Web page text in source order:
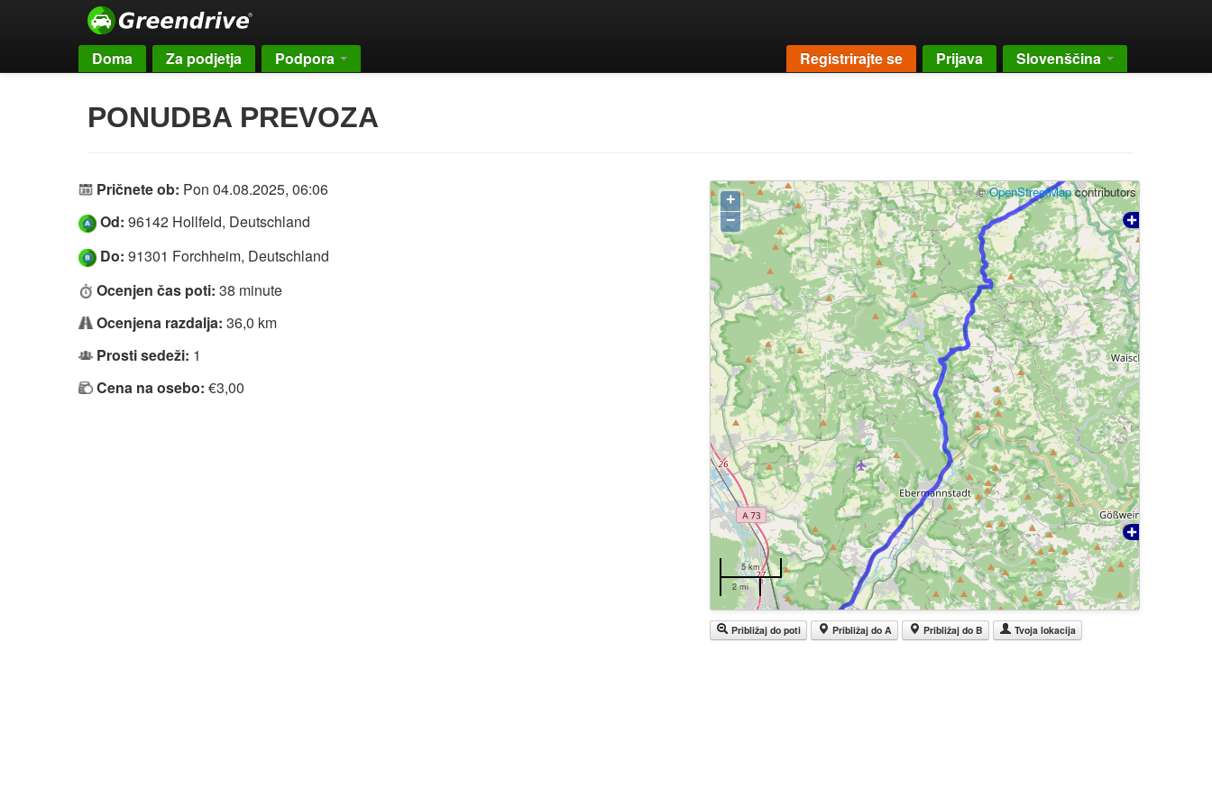
Doma Za podjetja Podpora Registrirajte se Prijava Slovenščina
PONUDBA PREVOZA
Pričnete ob: Pon 04.08.2025, 06:06
Od: 96142 Hollfeld, Deutschland
Do: 91301 Forchheim, Deutschland
Ocenjen čas poti: 38 minute
Ocenjena razdalja: 36,0 km
Prosti sedeži: 1
Cena na osebo: €3,00
+
−
©OpenStreetMapcontributors
5 km
2 mi
Približaj do poti Približaj do A Približaj do B Tvoja lokacija